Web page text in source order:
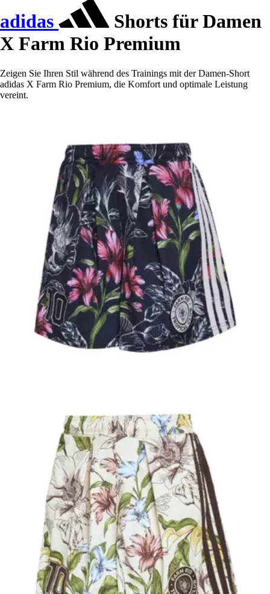
adidas
Shorts für Damen
X Farm Rio Premium
Zeigen Sie Ihren Stil während des Trainings mit der Damen-Short
adidas X Farm Rio Premium, die Komfort und optimale Leistung
vereint.